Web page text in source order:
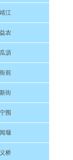
靖江
益农
瓜沥
衙前
新街
宁围
闻堰
义桥